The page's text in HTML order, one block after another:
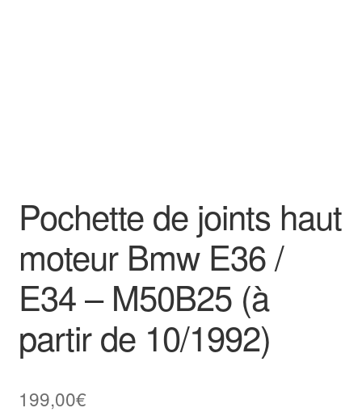
Pochette de joints haut
moteur Bmw E36 /
E34 – M50B25 (à
partir de 10/1992)
199,00€